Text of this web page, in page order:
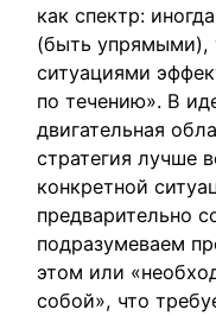
как спектр:
(быть упрямыми),
ситуациями
по течению». В
двигательная
стратегия лучше
конкретной
предварительно
подразумеваем
этом или
собой», что